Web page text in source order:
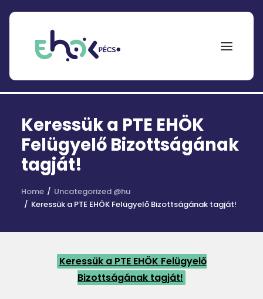
Search
for:
EHÖK
ÖSZTÖNDÍJAK
KOLLÉGIUMOK
Keressük a PTE EHÖK
Felügyelő Bizottságának
tagját!
Home
Uncategorized @hu
Keressük a PTE EHÖK Felügyelő Bizottságának tagját!
Keressük a PTE EHÖK Felügyelő
Bizottságának tagját!